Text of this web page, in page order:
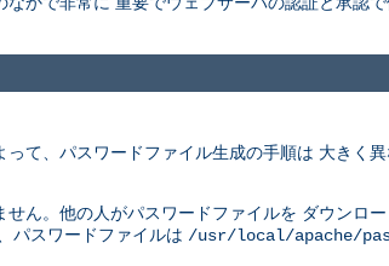
て、パスワードファイル生成の手順は 大きく
ん。他の人がパスワードファイルを ダウンロ
パスワードファイルは /usr/local/apache/